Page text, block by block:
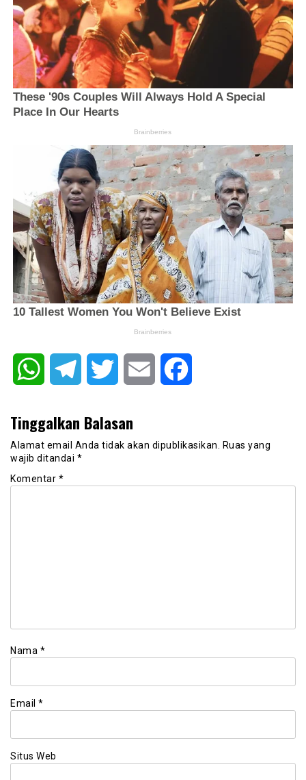
WhatsAppTelegram Twitter Email
Tinggalkan Balasan
Alamat email Anda tidak akan dipublikasikan.
Ruas yang
wajib ditandai *
Komentar *
Nama *
Email *
Situs Web